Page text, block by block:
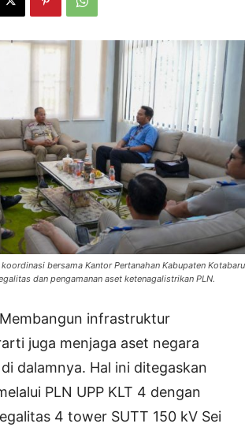
koordinasi bersama Kantor Pertanahan Kabupaten Kotabaru
dan pengamanan aset ketenagalistrikan PLN.
infrastruktur
juga menjaga aset negara
dalamnya. Hal ini ditegaskan
PLN UPP KLT 4 dengan
4 tower SUTT 150 kV Sei